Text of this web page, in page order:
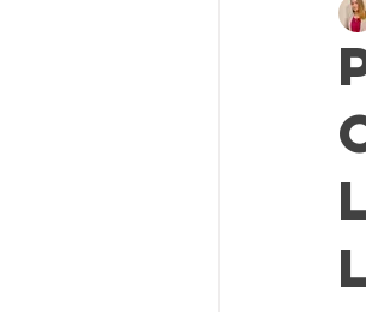
Consejos
Limpieza Sin